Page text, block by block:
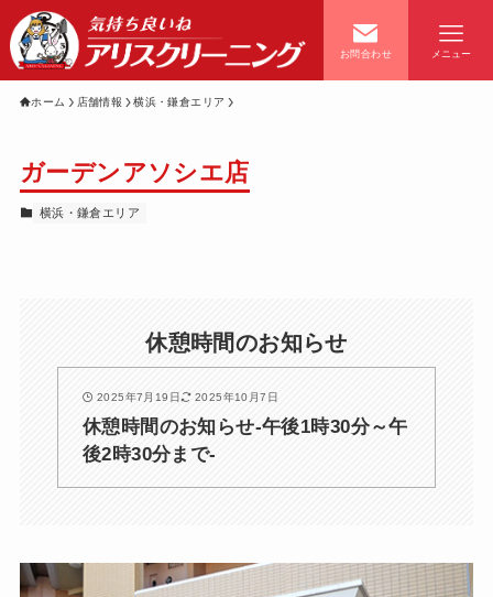
ホーム
経営理念 料金・コース案内
よくあるご質問 キャンペーン情報
お問合わせ メニュー
ホーム 店舗情報 横浜・鎌倉エリア
ガーデンアソシエ店
横浜・鎌倉エリア
休憩時間のお知らせ
2025年7月19日 2025年10月7日
休憩時間のお知らせ-午後1時30分～午
後2時30分まで-